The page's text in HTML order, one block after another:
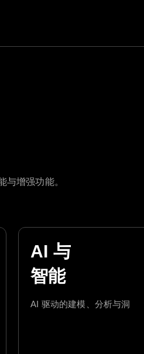
与增强功能。
AI 与
智能
AI 驱动的建模、分析与洞察。